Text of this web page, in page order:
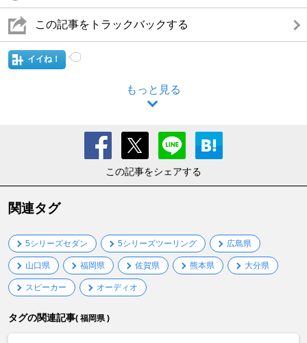
この記事をトラックバックする
イイね！
もっと見る
この記事をシェアする
関連タグ
5シリーズセダン 5シリーズツーリング 広島県
山口県 福岡県 佐賀県 熊本県 大分県
スピーカー オーディオ
タグの関連記事( 福岡県 )